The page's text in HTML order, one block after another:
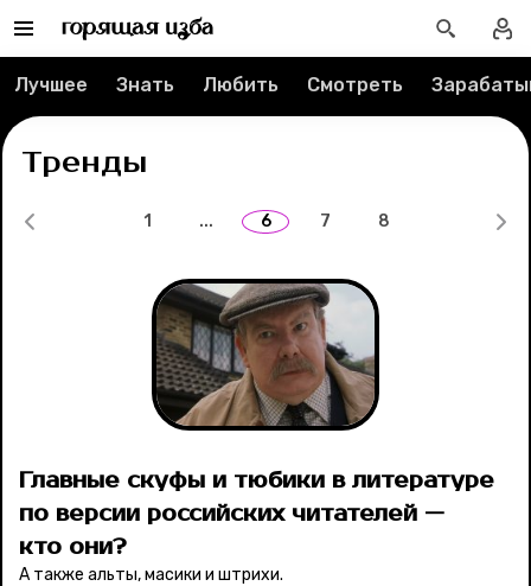
Рубрики
Секспросвет
Великие женщины
Рецепты
Ваши истории
Лучшее Знать Любить Смотреть
Тренды
1 ... 6 7 8
Главные скуфы и тюбики в литературе
по версии российских читателей —
кто они?
А также альты, масики и штрихи.